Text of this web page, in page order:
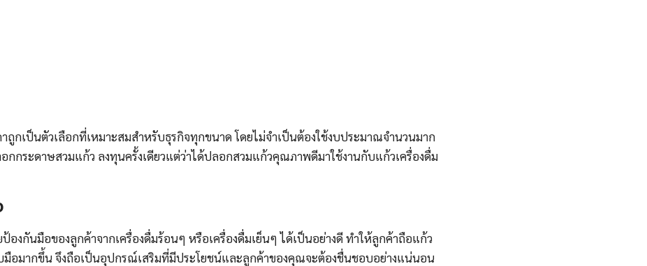
ถูกเป็นตัวเลือกที่เหมาะสมสำหรับธุรกิจทุกขนาด โดยไม่จำเป็นต้องใช้งบประมาณจำนวนมาก
กกระดาษสวมแก้ว ลงทุนครั้งเดียวแต่ว่าได้ปลอกสวมแก้วคุณภาพดีมาใช้งานกับแก้วเครื่องดื่ม
องกันมือของลูกค้าจากเครื่องดื่มร้อนๆ หรือเครื่องดื่มเย็นๆ ได้เป็นอย่างดี ทำให้ลูกค้าถือแก้ว
อมากขึ้น จึงถือเป็นอุปกรณ์เสริมที่มีประโยชน์และลูกค้าของคุณจะต้องชื่นชอบอย่างแน่นอน